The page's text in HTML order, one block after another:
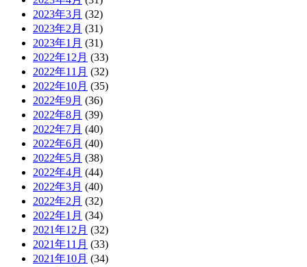
2023年3月 (32)
2023年2月 (31)
2023年1月 (31)
2022年12月 (33)
2022年11月 (32)
2022年10月 (35)
2022年9月 (36)
2022年8月 (39)
2022年7月 (40)
2022年6月 (40)
2022年5月 (38)
2022年4月 (44)
2022年3月 (40)
2022年2月 (32)
2022年1月 (34)
2021年12月 (32)
2021年11月 (33)
2021年10月 (34)